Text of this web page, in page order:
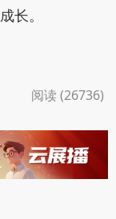
长。
阅读 (26736)